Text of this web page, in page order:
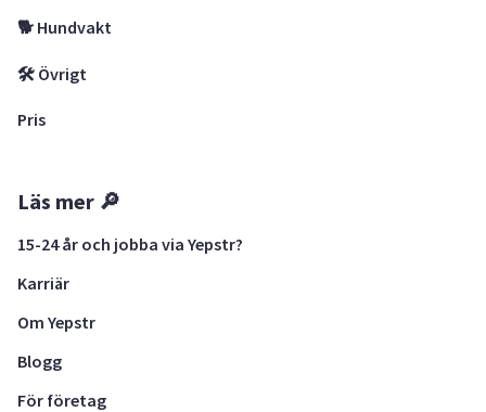
🐕 Hundvakt
🛠 Övrigt
Pris
Läs mer 🔎
15-24 år och jobba via Yepstr?
Karriär
Om Yepstr
Blogg
För företag